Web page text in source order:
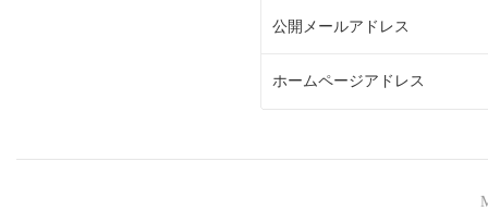
公開メールアドレス
ホームページアドレス